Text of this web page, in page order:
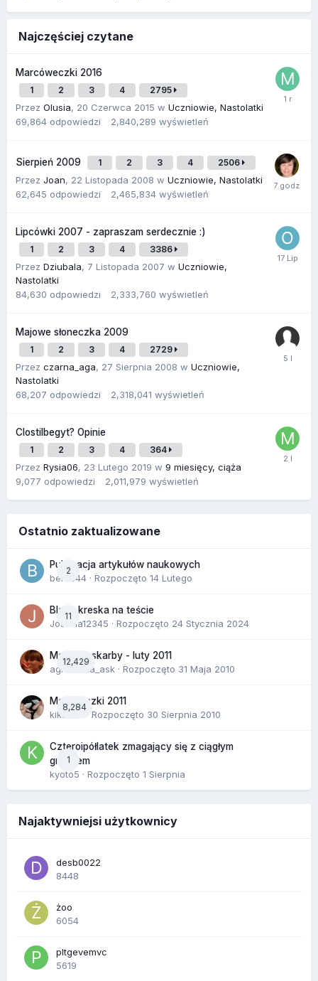
Najczęściej czytane
Marcóweczki 2016
1 2 3 4 2795
Przez Olusia, 20 Czerwca 2015 w Uczniowie, Nastolatki
69,864 odpowiedzi 2,840,289 wyświetleń
Sierpień 2009 1 2 3 4 2506
Przez Joan, 22 Listopada 2008 w Uczniowie, Nastolatki
62,645 odpowiedzi 2,465,834 wyświetleń
Lipcówki 2007 - zapraszam serdecznie :)
1 2 3 4 3386
Przez Dziubala, 7 Listopada 2007 w Uczniowie,
Nastolatki
84,630 odpowiedzi 2,333,760 wyświetleń
Majowe słoneczka 2009
1 2 3 4 2729
Przez czarna_aga, 27 Sierpnia 2008 w Uczniowie,
Nastolatki
68,207 odpowiedzi 2,318,041 wyświetleń
Clostilbegyt? Opinie
1 2 3 4 364
Przez Rysia06, 23 Lutego 2019 w 9 miesięcy, ciąża
9,077 odpowiedzi 2,011,979 wyświetleń
Ostatnio zaktualizowane
2
Publikacja artykułów naukowych
berus44 · Rozpoczęto 14 Lutego
11
Blada kreska na teście
Joanna12345 · Rozpoczęto 24 Stycznia 2024
12,429
Malutkie skarby - luty 2011
agnieszka_ask · Rozpoczęto 31 Maja 2010
8,284
Majóweczki 2011
kikarika
· Rozpoczęto 30 Sierpnia 2010
1
Czteroipółlatek zmagający się z ciągłym
gniewem
kyoto5 · Rozpoczęto 1 Sierpnia
Najaktywniejsi użytkownicy
desb0022
8448
żoo
6054
pltgevemvc
5619